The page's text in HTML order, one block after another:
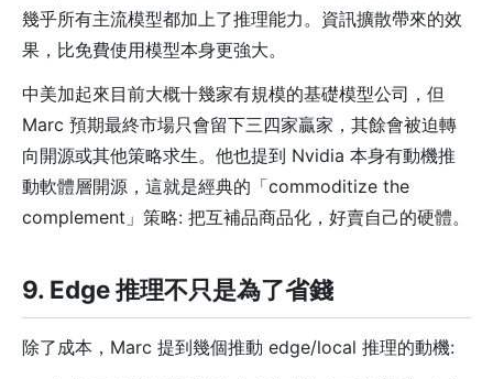
幾乎所有主流模型都加上了推理能力。資訊擴散帶來的效
果，比免費使用模型本身更強大。
中美加起來目前大概十幾家有規模的基礎模型公司，但
Marc 預期最終市場只會留下三四家贏家，其餘會被迫轉
向開源或其他策略求生。他也提到 Nvidia 本身有動機推
動軟體層開源，這就是經典的「commoditize the
complement」策略: 把互補品商品化，好賣自己的硬體。
9. Edge 推理不只是為了省錢
除了成本，Marc 提到幾個推動 edge/local 推理的動機: